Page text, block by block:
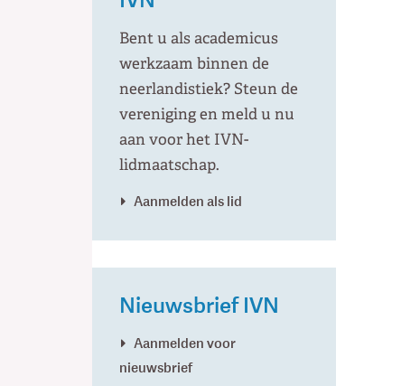
Bent u als academicus
werkzaam binnen de
neerlandistiek? Steun de
vereniging en meld u nu
aan voor het IVN-
lidmaatschap.
Aanmelden als lid
Nieuwsbrief IVN
Aanmelden voor
nieuwsbrief